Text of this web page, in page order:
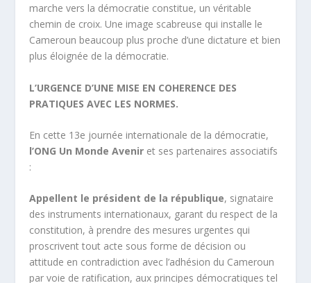
marche vers la démocratie constitue, un véritable
chemin de croix. Une image scabreuse qui installe le
Cameroun beaucoup plus proche d’une dictature et bien
plus éloignée de la démocratie.
L’URGENCE D’UNE MISE EN COHERENCE DES
PRATIQUES AVEC LES NORMES.
En cette 13e journée internationale de la démocratie,
l’ONG Un Monde Avenir et ses partenaires associatifs
:
Appellent le président de la république, signataire
des instruments internationaux, garant du respect de la
constitution, à prendre des mesures urgentes qui
proscrivent tout acte sous forme de décision ou
attitude en contradiction avec l’adhésion du Cameroun
par voie de ratification, aux principes démocratiques tel